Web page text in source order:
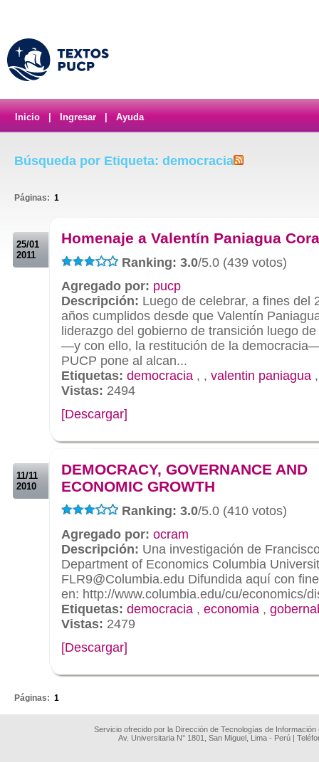
Inicio Ingresar Ayuda
Búsqueda por Etiqueta: democracia
Páginas: 1
25/01
2011
Homenaje a Valentín Paniagua
Ranking: 3.0/5.0 (439 votos)
Agregado por: pucp
Descripción: Luego de celebrar, a fines del
años cumplidos desde que Valentín
liderazgo del gobierno de transición luego
—y con ello, la restitución de la
PUCP pone al alcan...
Etiquetas: democracia , , valentin paniagua
Vistas: 2494
[Descargar]
11/11
2010
DEMOCRACY, GOVERNANCE AND
ECONOMIC GROWTH
Ranking: 3.0/5.0 (410 votos)
Agregado por: ocram
Descripción: Una investigación de
Department of Economics Columbia
FLR9@Columbia.edu Difundida aquí con
en: http://www.columbia.edu/cu/economics/
Etiquetas: democracia , economia ,
Vistas: 2479
[Descargar]
Páginas: 1
Servicio ofrecido por la Dirección de Tecnologías de
Av. Universitaria N° 1801, San Miguel, Lima - Perú |